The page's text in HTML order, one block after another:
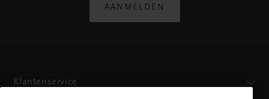
AANMELDEN
Klantenservice